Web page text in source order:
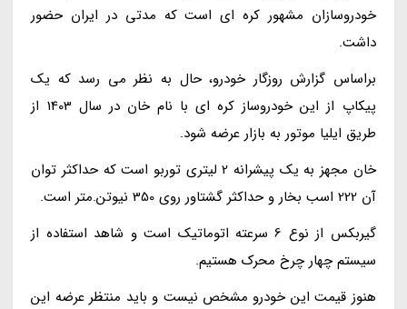
خودروسازان مشهور کره ای است که مدتی در ایران حضور
داشت.
براساس گزارش روزگار خودرو، حال به نظر می رسد که یک
پیکاپ از این خودروساز کره ای با نام خان در سال 1403 از
طریق ایلیا موتور به بازار عرضه شود.
خان مجهز به یک پیشرانه 2 لیتری توربو است که حداکثر توان
آن 222 اسب بخار و حداکثر گشتاور روی 350 نیوتن.متر است.
گیربکس از نوع 6 سرعته اتوماتیک است و شاهد استفاده از
سیستم چهار چرخ محرک هستیم.
هنوز قیمت این خودرو مشخص نیست و باید منتظر عرضه این